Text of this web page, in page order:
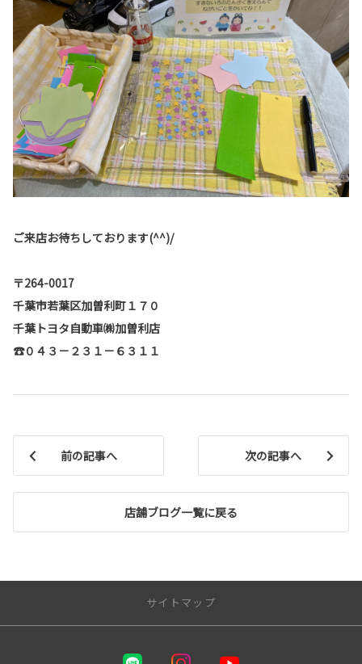
ご来店お待ちしております(^^)/
〒264-0017
千葉市若葉区加曽利町１７０
千葉トヨタ自動車㈱加曽利店
☎０４３－２３１－６３１１
前の記事へ
店舗ブログ一覧に戻る
次の記事へ
サイトマップ
千葉トヨタ自動車 株式会社